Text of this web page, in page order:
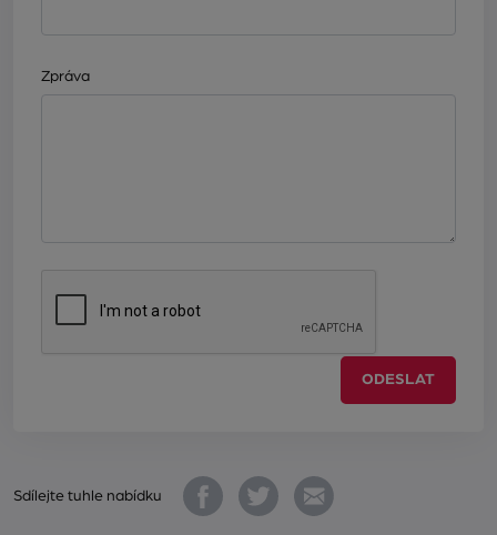
Zpráva
ODESLAT
Sdílejte tuhle nabídku